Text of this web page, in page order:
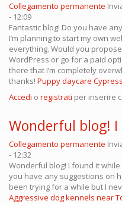
Collegamento permanente
- 12:09
Fantastic blog! Do you have
I’m planning to start my own
everything. Would you
WordPress or go for a paid
there that I’m completely
thanks! Puppy daycare
Accedi o registrati per inserire
Wonderful blog!
Collegamento permanente
- 12:32
Wonderful blog! I found it
you have any suggestions on
been trying for a while but I
Aggressive dog kennels near